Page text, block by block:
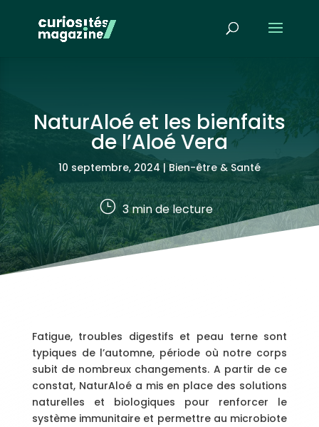
NaturAloé et les bienfaits
de l’Aloé Vera
10 septembre, 2024 | Bien-être & Santé
} 3min de lecture
Fatigue, troubles digestifs et peau terne sont
typiques de l’automne, période où notre corps
subit de nombreux changements. A partir de ce
constat, NaturAloé a mis en place des solutions
naturelles et biologiques pour renforcer le
système immunitaire et permettre au microbiote